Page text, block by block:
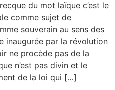
du mot laïque c’est le
comme sujet de
souverain au sens des
inaugurée par la révolution
ne procède pas de la
n’est pas divin et le
de la loi qui […]